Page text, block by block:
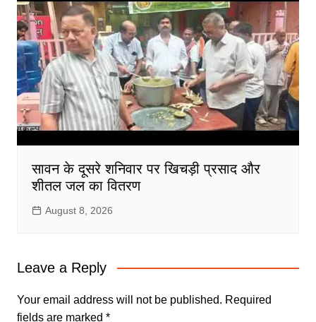
सावन के दूसरे शनिवार पर खिचड़ी प्रसाद और
शीतल जल का वितरण
August 8, 2026
Leave a Reply
Your email address will not be published. Required
fields are marked *